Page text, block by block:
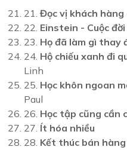
21. Đọc vị khách hàng
22. Einstein - Cuộc
23. Họ đã làm gì thay
24. Hộ chiếu xanh đi
Linh
25. Học khôn ngoan
Paul
26. Học tập cũng cần
27. Ít hóa nhiều
28. Kết thúc bán